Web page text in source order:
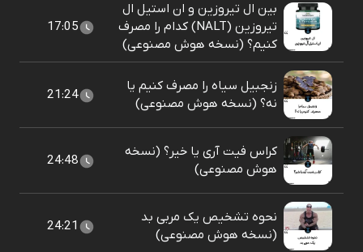
بین ال تیروزین و ان استیل ال
تیروزین (NALT) کدام را مصرف
کنیم؟ (نسخه هوش مصنوعی)
17:05
زنجبیل سیاه را مصرف کنیم یا
نه؟ (نسخه هوش مصنوعی)
21:24
کراس فیت آری یا خیر؟ (نسخه
هوش مصنوعی)
24:48
نحوه تشخیص یک مربی بد
(نسخه هوش مصنوعی)
24:21